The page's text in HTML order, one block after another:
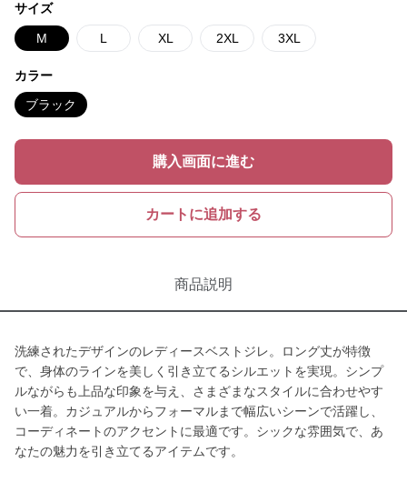
サイズ
M L XL 2XL 3XL
カラー
ブラック
購入画面に進む
カートに追加する
商品説明
洗練されたデザインのレディースベストジレ。ロング丈が特徴
で、身体のラインを美しく引き立てるシルエットを実現。シンプ
ルながらも上品な印象を与え、さまざまなスタイルに合わせやす
い一着。カジュアルからフォーマルまで幅広いシーンで活躍し、
コーディネートのアクセントに最適です。シックな雰囲気で、あ
なたの魅力を引き立てるアイテムです。